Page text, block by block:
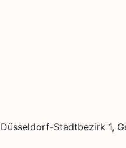
Stadtbezirk 1,